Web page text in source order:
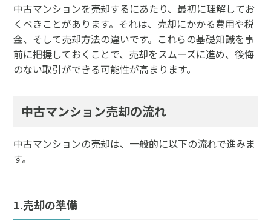
中古マンションを売却するにあたり、最初に理解してお
くべきことがあります。それは、売却にかかる費用や税
金、そして売却方法の違いです。これらの基礎知識を事
前に把握しておくことで、売却をスムーズに進め、後悔
のない取引ができる可能性が高まります。
中古マンション売却の流れ
中古マンションの売却は、一般的に以下の流れで進みま
す。
1.売却の準備